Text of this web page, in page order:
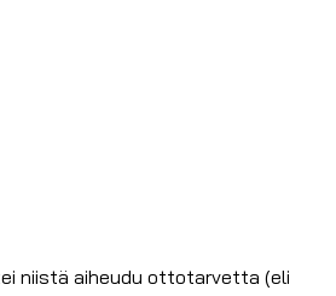
niistä aiheudu ottotarvetta (eli